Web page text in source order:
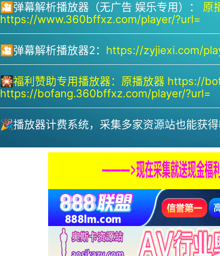
🎦弹幕解析播放器（无广告 娱乐专用）： 原
https://www.360bffxz.com/player/?url=
🎦弹幕解析播放器2： https://zyjiexi.com/
🎇福利赞助专用播放器： 原播放器 https://
https://bofang.360bffxz.com/player/?url=
🎉播放器计费系统，采集多家资源站也能获